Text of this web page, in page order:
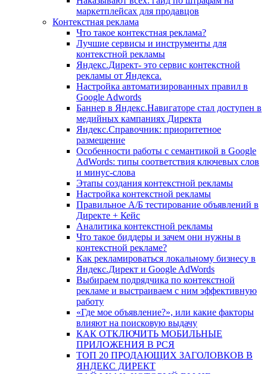
маркетплейсах для продавцов
Контекстная реклама
Что такое контекстная реклама?
Лучшие сервисы и инструменты для
контекстной рекламы
Яндекс.Директ- это сервис контекстной
рекламы от Яндекса.
Настройка автоматизиpованных правил в
Google Adwords
Баннер в Яндекс.Навигаторе стал доступен в
медийных кампаниях Директа
Яндекс.Справочник: приоритетное
размещение
Особенности работы с семантикой в Google
AdWords: типы соответствия ключевых слов
и минус-слова
Этапы создания контекстной рекламы
Настройка контекстной рекламы
Правильное А/Б тестирование объявлений в
Директе + Кейс
Аналитика контекстной рекламы
Что такое биддеры и зачем они нужны в
контекстной рекламе?
Как рекламироваться локальному бизнесу в
Яндекс.Директ и Google AdWords
Выбираем подрядчика по контекстной
рекламе и выстраиваем с ним эффективную
работу
«Где мое объявление?», или какие факторы
влияют на поисковую выдачу
КАК ОТКЛЮЧИТЬ МОБИЛЬНЫЕ
ПРИЛОЖЕНИЯ В РСЯ
ТОП 20 ПРОДАЮЩИХ ЗАГОЛОВКОВ В
ЯНДЕКС ДИРЕКТ